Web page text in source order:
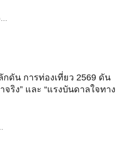
ดัน การท่องเที่ยว 2569 ดัน
ริง” และ “แรงบันดาลใจทาง